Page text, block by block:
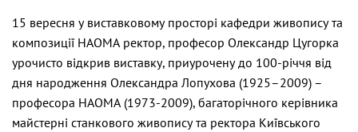
15 вересня у виставковому просторі кафедри живопису та
композиції НАОМА ректор, професор Олександр Цугорка
урочисто відкрив виставку, приурочену до 100-річчя від
дня народження Олександра Лопухова (1925–2009) –
професора НАОМА (1973-2009), багаторічного керівника
майстерні станкового живопису та ректора Київського